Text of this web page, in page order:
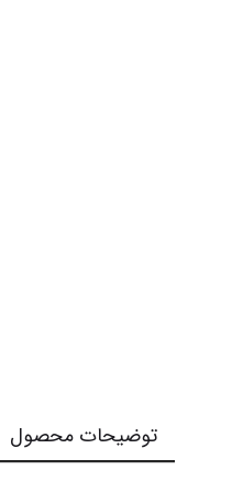
توضیحات محصول